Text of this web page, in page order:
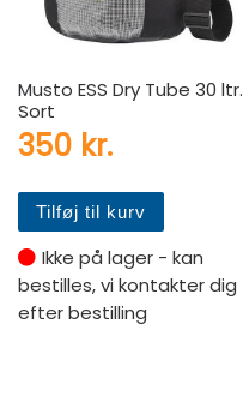
Musto ESS Dry Tube 30 ltr.
Sort
350 kr.
Tilføj til kurv
Ikke på lager - kan
bestilles, vi kontakter dig
efter bestilling